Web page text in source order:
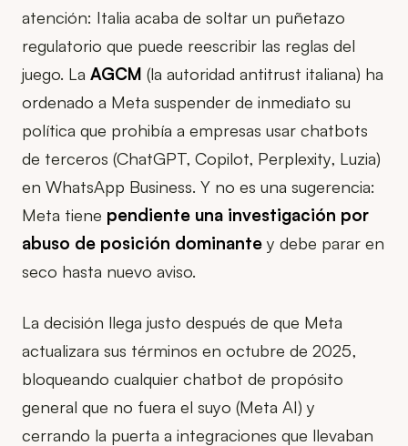
atención: Italia acaba de soltar un puñetazo
regulatorio que puede reescribir las reglas del
juego. La AGCM (la autoridad antitrust italiana) ha
ordenado a Meta suspender de inmediato su
política que prohibía a empresas usar chatbots
de terceros (ChatGPT, Copilot, Perplexity, Luzia)
en WhatsApp Business. Y no es una sugerencia:
Meta tiene pendiente una investigación por
abuso de posición dominante y debe parar en
seco hasta nuevo aviso.
La decisión llega justo después de que Meta
actualizara sus términos en octubre de 2025,
bloqueando cualquier chatbot de propósito
general que no fuera el suyo (Meta AI) y
cerrando la puerta a integraciones que llevaban